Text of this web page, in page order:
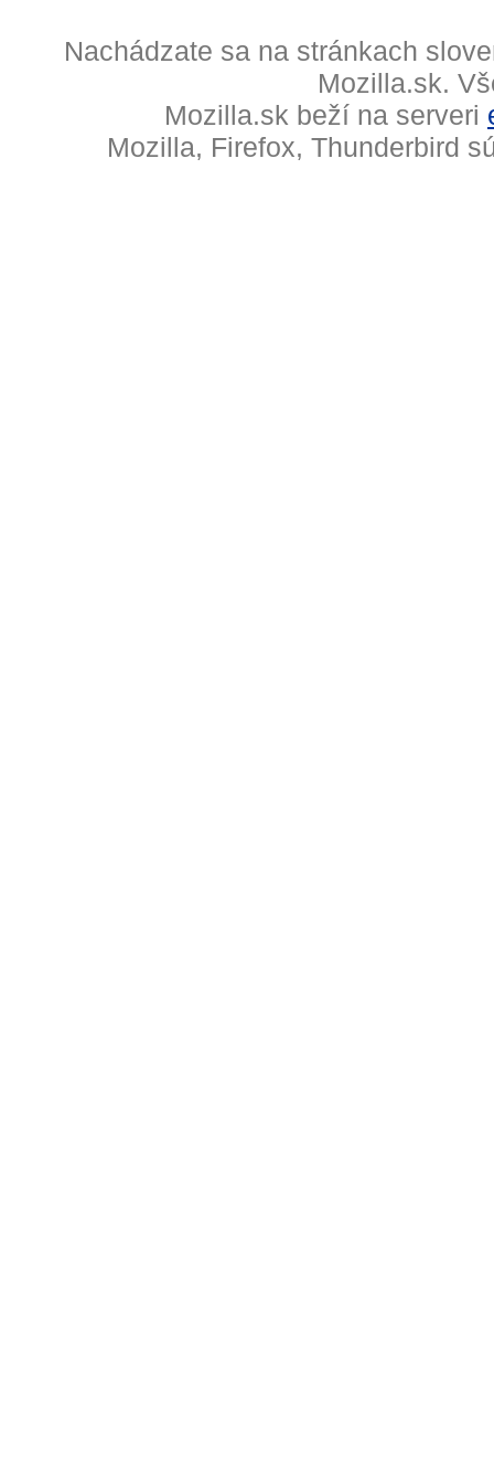
Nachádzate sa na stránkach
Mozilla.sk.
Mozilla.sk beží na serveri
Mozilla, Firefox, Thunderbird